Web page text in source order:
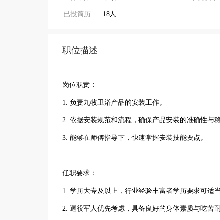
已投简历 18人
职位描述
岗位职责：
1. 负责九牧卫浴产品的安装工作。
2. 依据安装规范和流程，确保产品安装的准确性与稳
3. 能够在师傅指导下，快速掌握安装技能要点。
任职要求：
1. 学历大专及以上，行业经验丰富者学历要求可适当
2. 退役军人优先考虑，具备良好的身体素质与吃苦耐